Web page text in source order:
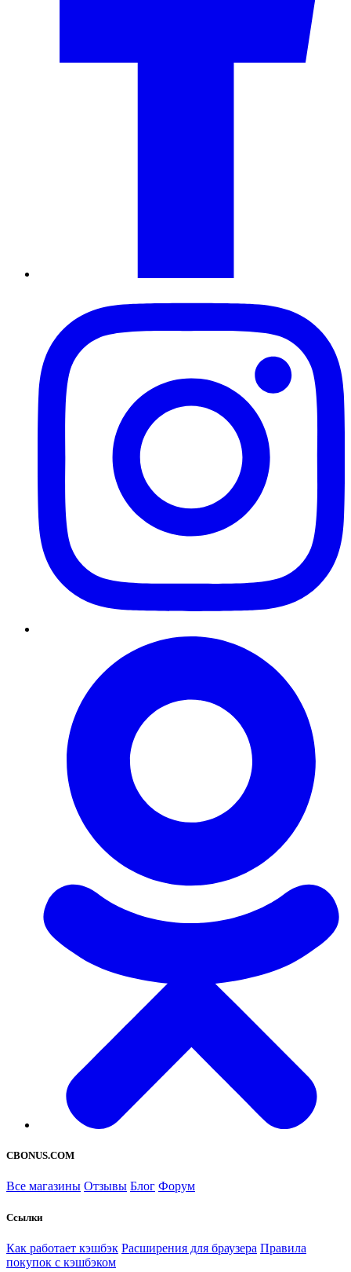
CBONUS.COM
Все магазины Отзывы Блог Форум
Ссылки
Как работает кэшбэк Расширения для браузера Правила
покупок с кэшбэком